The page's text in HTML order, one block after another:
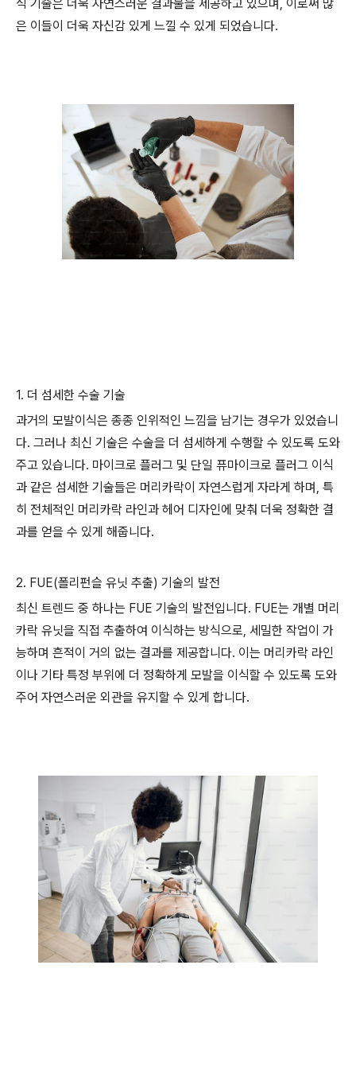
식 기술은 더욱 자연스러운 결과물을 제공하고 있으며, 이로써 많
은 이들이 더욱 자신감 있게 느낄 수 있게 되었습니다.
1. 더 섬세한 수술 기술
과거의 모발이식은 종종 인위적인 느낌을 남기는 경우가 있었습니
다. 그러나 최신 기술은 수술을 더 섬세하게 수행할 수 있도록 도와
주고 있습니다. 마이크로 플러그 및 단일 퓨마이크로 플러그 이식
과 같은 섬세한 기술들은 머리카락이 자연스럽게 자라게 하며, 특
히 전체적인 머리카락 라인과 헤어 디자인에 맞춰 더욱 정확한 결
과를 얻을 수 있게 해줍니다.
2. FUE(폴리펀슬 유닛 추출) 기술의 발전
최신 트렌드 중 하나는 FUE 기술의 발전입니다. FUE는 개별 머리
카락 유닛을 직접 추출하여 이식하는 방식으로, 세밀한 작업이 가
능하며 흔적이 거의 없는 결과를 제공합니다. 이는 머리카락 라인
이나 기타 특정 부위에 더 정확하게 모발을 이식할 수 있도록 도와
주어 자연스러운 외관을 유지할 수 있게 합니다.